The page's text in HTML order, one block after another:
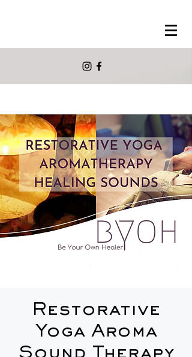
Restorative
Yoga Aroma